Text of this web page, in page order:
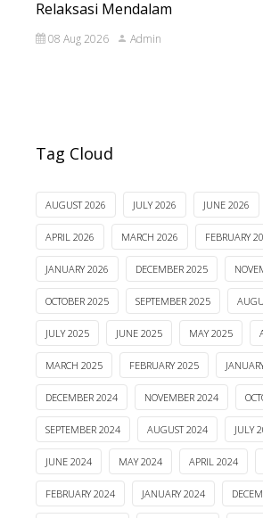
Relaksasi Mendalam
08 Aug 2026 Admin
Tag Cloud
AUGUST 2026 JULY 2026 JUNE 2026
APRIL 2026 MARCH 2026 FEBRUARY
JANUARY 2026 DECEMBER 2025
OCTOBER 2025 SEPTEMBER 2025
JULY 2025 JUNE 2025 MAY 2025
MARCH 2025 FEBRUARY 2025
DECEMBER 2024 NOVEMBER 2024
SEPTEMBER 2024 AUGUST 2024 JULY
JUNE 2024 MAY 2024 APRIL 2024
FEBRUARY 2024 JANUARY 2024